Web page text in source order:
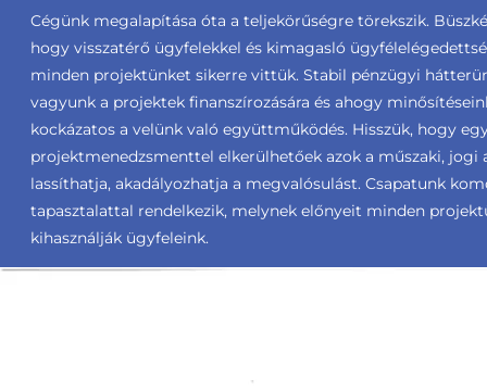
Cégünk megalapítása óta a teljekörűségre törekszik.
hogy visszatérő ügyfelekkel és kimagasló
minden projektünket sikerre vittük. Stabil pénzügyi
vagyunk a projektek finanszírozására és ahogy
kockázatos a velünk való együttműködés. Hisszük, hogy
projektmenedzsmenttel elkerülhetőek azok a műszaki, jogi
lassíthatja, akadályozhatja a megvalósulást. Csapatunk
tapasztalattal rendelkezik, melynek előnyeit minden
kihasználják ügyfeleink.